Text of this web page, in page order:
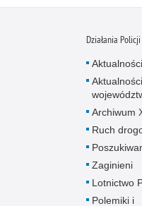
Działania Policji
Aktualności
Archiwum
Ruch
Zaginieni
Lotnictwo
Polemiki i